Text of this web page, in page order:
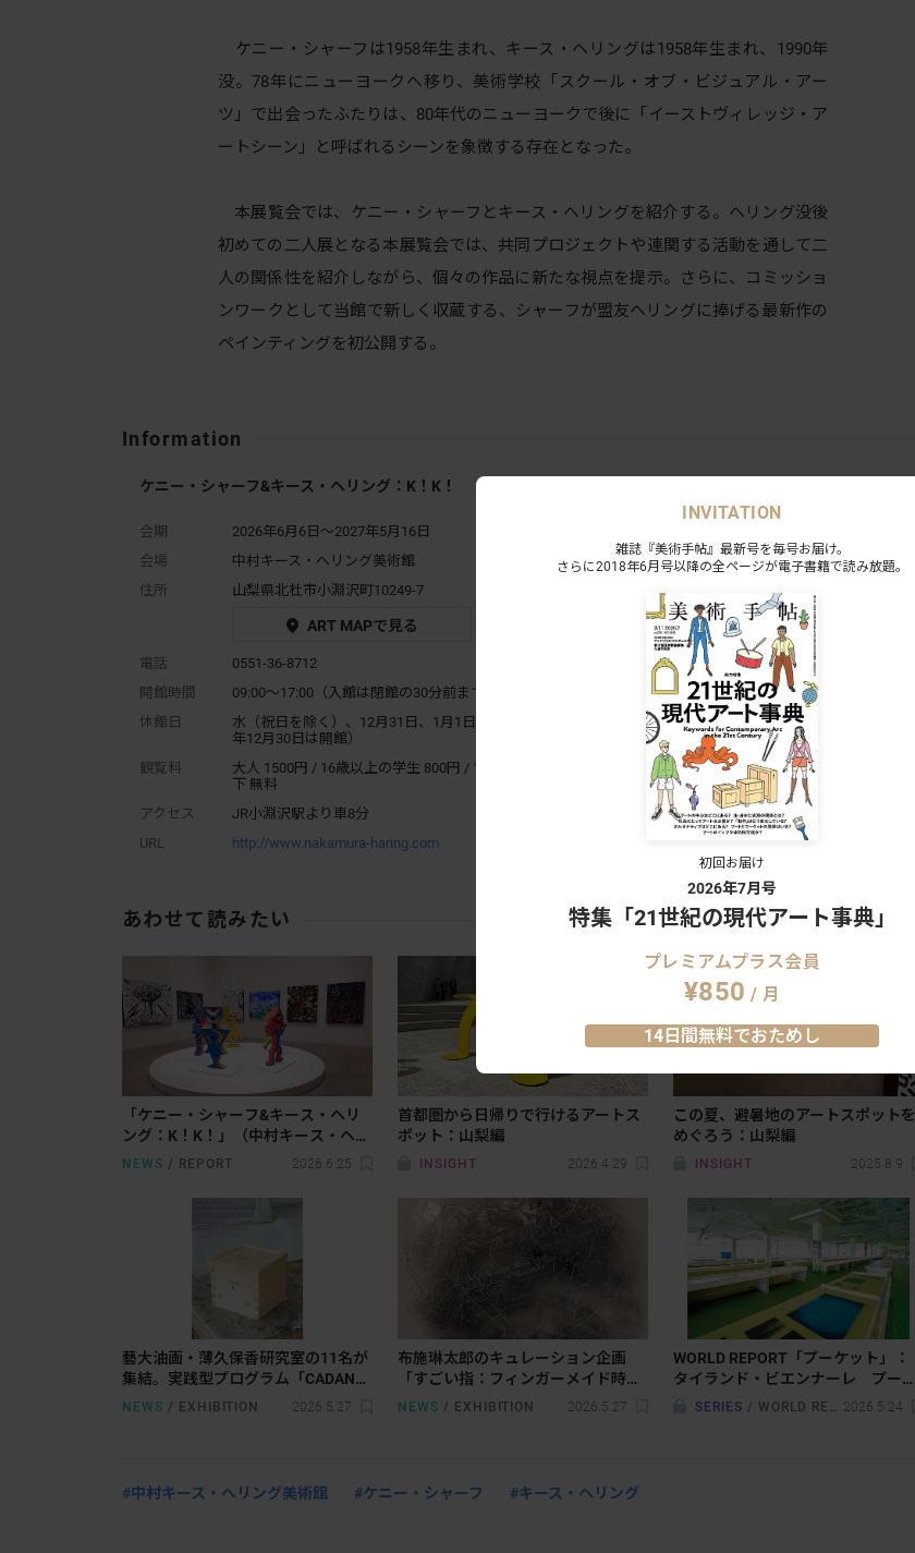
ケニー・シャーフは1958年生まれ、キース・ヘリングは1958年生まれ、1990年
没。78年にニューヨークへ移り、美術学校「スクール・オブ・ビジュアル・アー
ツ」で出会ったふたりは、80年代のニューヨークで後に「イーストヴィレッジ・ア
ートシーン」と呼ばれるシーンを象徴する存在となった。
本展覧会では、ケニー・シャーフとキース・ヘリングを紹介する。ヘリング没後
初めての二人展となる本展覧会では、共同プロジェクトや連関する活動を通して二
人の関係性を紹介しながら、個々の作品に新たな視点を提示。さらに、コミッショ
ンワークとして当館で新しく収蔵する、シャーフが盟友ヘリングに捧げる最新作の
ペインティングを初公開する。
Information
ケニー・シャーフ&キース・ヘリング：K！K！
会期
2026年6月6日～2027年5月16日
会場
中村キース・へリング美術館
住所
山梨県北杜市小淵沢町10249-7
ART MAPで見る
電話
0551-36-8712
開館時間
09:00～17:00（入館は閉館の30分前まで）
休館日
水（祝日を除く）、12月31日、1月1日（2026
年12月30日は開館）
観覧料
大人 1500円 / 16歳以上の学生 800円 / 15歳以
下 無料
アクセス
JR小淵沢駅より車8分
URL
http://www.nakamura-haring.com
あわせて読みたい
「ケニー・シャーフ&キース・ヘリ
ング：K！K！」（中村キース・ヘリ
ング美術館）開幕レポート。80年代
NEWS / REPORT 2026.6.25
首都圏から日帰りで行けるアートス
ポット：山梨編
INSIGHT 2026.4.29
この夏、避暑地のアートスポットを
めぐろう：山梨編
INSIGHT 2025.8.9
藝大油画・薄久保香研究室の11名が
集結。実践型プログラム「CADAN
Study Vol.1 “GABE6” – Usukubo
NEWS / EXHIBITION 2026.5.27
布施琳太郎のキュレーション企画
「すごい指：フィンガーメイド時代
のピクチャープレーン」が西麻布で
NEWS / EXHIBITION 2026.5.27
WORLD REPORT「プーケット」：
タイランド・ビエンナーレ プーケ
ット2025。観光地に立ち現れた、失
SERIES / WORLD REPORT 2026.5.24
#中村キース・へリング美術館 #ケニー・シャーフ #キース・ヘリング
INVITATION
雑誌『美術手帖』最新号を毎号お届け。
さらに2018年6月号以降の全ページが電子書籍で読み放題。
初回お届け
2026年7月号
特集「21世紀の現代アート事典」
プレミアムプラス会員
¥850 / 月
14日間無料でおためし